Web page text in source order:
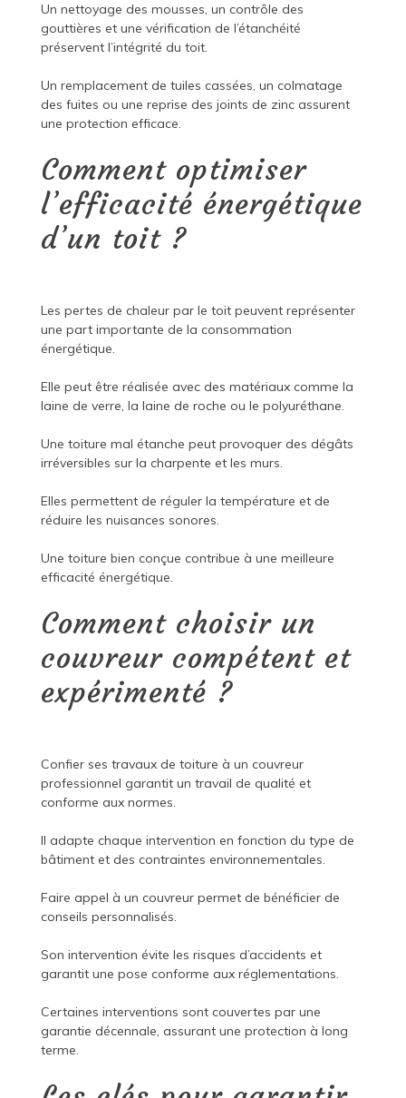
Un nettoyage des mousses, un contrôle des
gouttières et une vérification de l’étanchéité
préservent l’intégrité du toit.
Un remplacement de tuiles cassées, un colmatage
des fuites ou une reprise des joints de zinc assurent
une protection efficace.
Comment optimiser
l’efficacité énergétique
d’un toit ?
Les pertes de chaleur par le toit peuvent représenter
une part importante de la consommation
énergétique.
Elle peut être réalisée avec des matériaux comme la
laine de verre, la laine de roche ou le polyuréthane.
Une toiture mal étanche peut provoquer des dégâts
irréversibles sur la charpente et les murs.
Elles permettent de réguler la température et de
réduire les nuisances sonores.
Une toiture bien conçue contribue à une meilleure
efficacité énergétique.
Comment choisir un
couvreur compétent et
expérimenté ?
Confier ses travaux de toiture à un couvreur
professionnel garantit un travail de qualité et
conforme aux normes.
Il adapte chaque intervention en fonction du type de
bâtiment et des contraintes environnementales.
Faire appel à un couvreur permet de bénéficier de
conseils personnalisés.
Son intervention évite les risques d’accidents et
garantit une pose conforme aux réglementations.
Certaines interventions sont couvertes par une
garantie décennale, assurant une protection à long
terme.